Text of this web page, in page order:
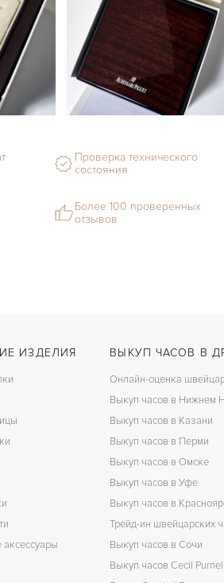
Проверка технического
состояния
Более 100 проверенных
отзывов
ИЗДЕЛИЯ
аксессуары
ВЫКУП ЧАСОВ В
Онлайн-оценка
Выкуп часов в Нижнем
Выкуп часов в Казани
Выкуп часов в Перми
Выкуп часов в Омске
Выкуп часов в Уфе
Выкуп часов в
Трейд-ин швейцарских
Выкуп часов в Сочи
Выкуп часов Cecil Purnell